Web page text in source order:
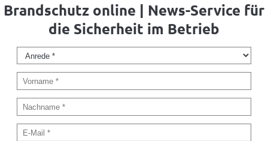
Brandschutz online | News-Service für
die Sicherheit im Betrieb